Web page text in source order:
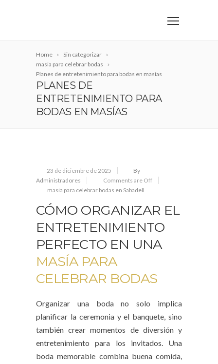
Home
Sin categorizar
masia para celebrar bodas
Planes de entretenimiento para bodas en masías
PLANES DE
ENTRETENIMIENTO PARA
BODAS EN MASÍAS
23 de diciembre de 2025
By
Administradores
Comments are Off
masia para celebrar bodas en Sabadell
CÓMO ORGANIZAR EL
ENTRETENIMIENTO
PERFECTO EN UNA
MASÍA PARA
CELEBRAR BODAS
Organizar una boda no solo implica
planificar la ceremonia y el banquete, sino
también crear momentos de diversión y
entretenimiento para los invitados. Una
boda memorable combina buena comida,